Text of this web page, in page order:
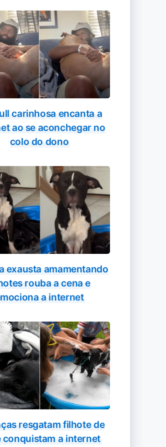
carinhosa encanta a
ao se aconchegar no
colo do dono
exausta amamentando
rouba a cena e
a internet
resgatam filhote de
conquistam a internet